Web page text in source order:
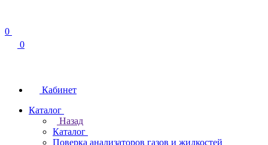
0
0
Кабинет
Каталог
Назад
Каталог
Поверка анализаторов газов и жидкостей